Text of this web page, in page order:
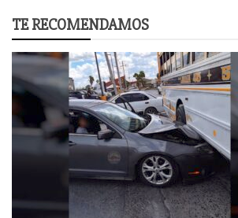
TE RECOMENDAMOS